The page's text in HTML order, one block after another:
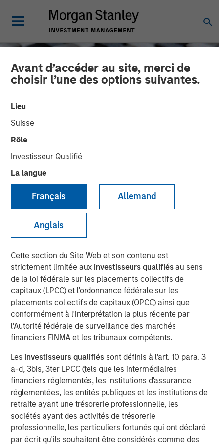
Avant d’accéder au site, merci de
choisir l’une des options suivantes.
Lieu
Suisse
Rôle
Investisseur Qualifié
La langue
Français Allemand
Anglais
Cette section du Site Web et son contenu est
strictement limitée aux investisseurs qualifiésau sens
de la loi fédérale sur les placements collectifs de
capitaux (LPCC) et l'ordonnance fédérale sur les
placements collectifs de capitaux (OPCC) ainsi que
conformément à l'interprétation la plus récente par
l'Autorité fédérale de surveillance des marchés
financiers FINMA et les tribunaux compétents.
Les investisseurs qualifiés sont définis à l'art. 10 para. 3
a-d, 3bis, 3ter LPCC (tels que les intermédiaires
financiers réglementés, les institutions d'assurance
réglementées, les entités publiques et les institutions de
retraite ayant une trésorerie professionnelle, les
sociétés ayant des activités de trésorerie
professionnelle, les particuliers fortunés qui ont déclaré
par écrit qu'ils souhaitent être considérés comme des
CONSILIENT OBSERVER
Increasing Returns:
Identifying Forms of
Increasing Returns and
What Drives Them
31 JANVIER 2024
The Authors
Managing Director
Dan Callahan, CFA
Vice President